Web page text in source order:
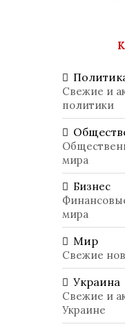
Свежие и
политики
мира
Бизнес
мира
Мир
Свежие
Украина
Свежие и
Украине